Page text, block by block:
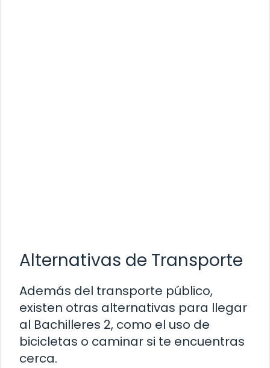
Alternativas de Transporte
Además del transporte público,
existen otras alternativas para llegar
al Bachilleres 2, como el uso de
bicicletas o caminar si te encuentras
cerca.